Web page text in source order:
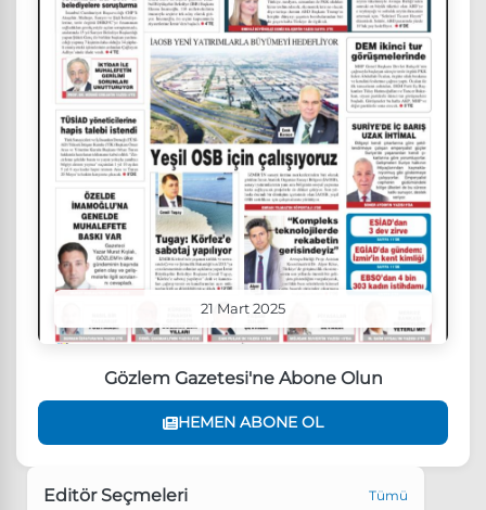
21 Mart 2025
Gözlem Gazetesi'ne Abone Olun
HEMEN ABONE OL
Editör Seçmeleri Tümü